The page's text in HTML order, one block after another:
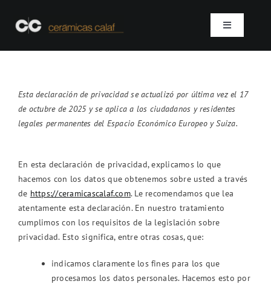
Toggle
Quienes somos
Proyectos
Esta declaración de privacidad se actualizó por última vez el 17
de octubre de 2025 y se aplica a los ciudadanos y residentes
legales permanentes del Espacio Económico Europeo y Suiza.
En esta declaración de privacidad, explicamos lo que
hacemos con los datos que obtenemos sobre usted a través
de https://ceramicascalaf.com. Le recomendamos que lea
atentamente esta declaración. En nuestro tratamiento
cumplimos con los requisitos de la legislación sobre
privacidad. Esto significa, entre otras cosas, que:
indicamos claramente los fines para los que
procesamos los datos personales. Hacemos esto por